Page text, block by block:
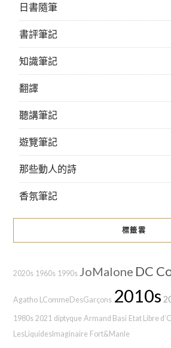
日書隨筆
書評筆記
知識筆記
翻譯
聽講筆記
遊覽筆記
那些動人的詩
香氛筆記
標籤雲
2020s 1960s 1990s JoMalone DC
Agatho LCommeDesGarçons 2010s
1980s 2021 diptyque Armand Basi Etat Libre
LesLiquidesImaginaire Fort&Manle